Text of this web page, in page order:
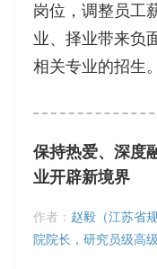
岗位，调整员工
业、择业带来负
相关专业的招生。
保持热爱、深度
业开辟新境界
作者： 赵毅（江苏省
院院长，研究员级高